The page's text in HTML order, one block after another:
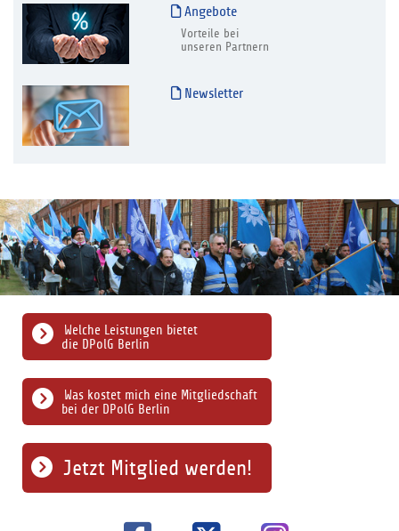
Angebote
Vorteile bei
unseren Partnern
Newsletter
Was kostet mich eine Mitgliedschaft
bei der DPolG Berlin
Welche Leistungen bietet
die DPolG Berlin
Jetzt Mitglied werden!